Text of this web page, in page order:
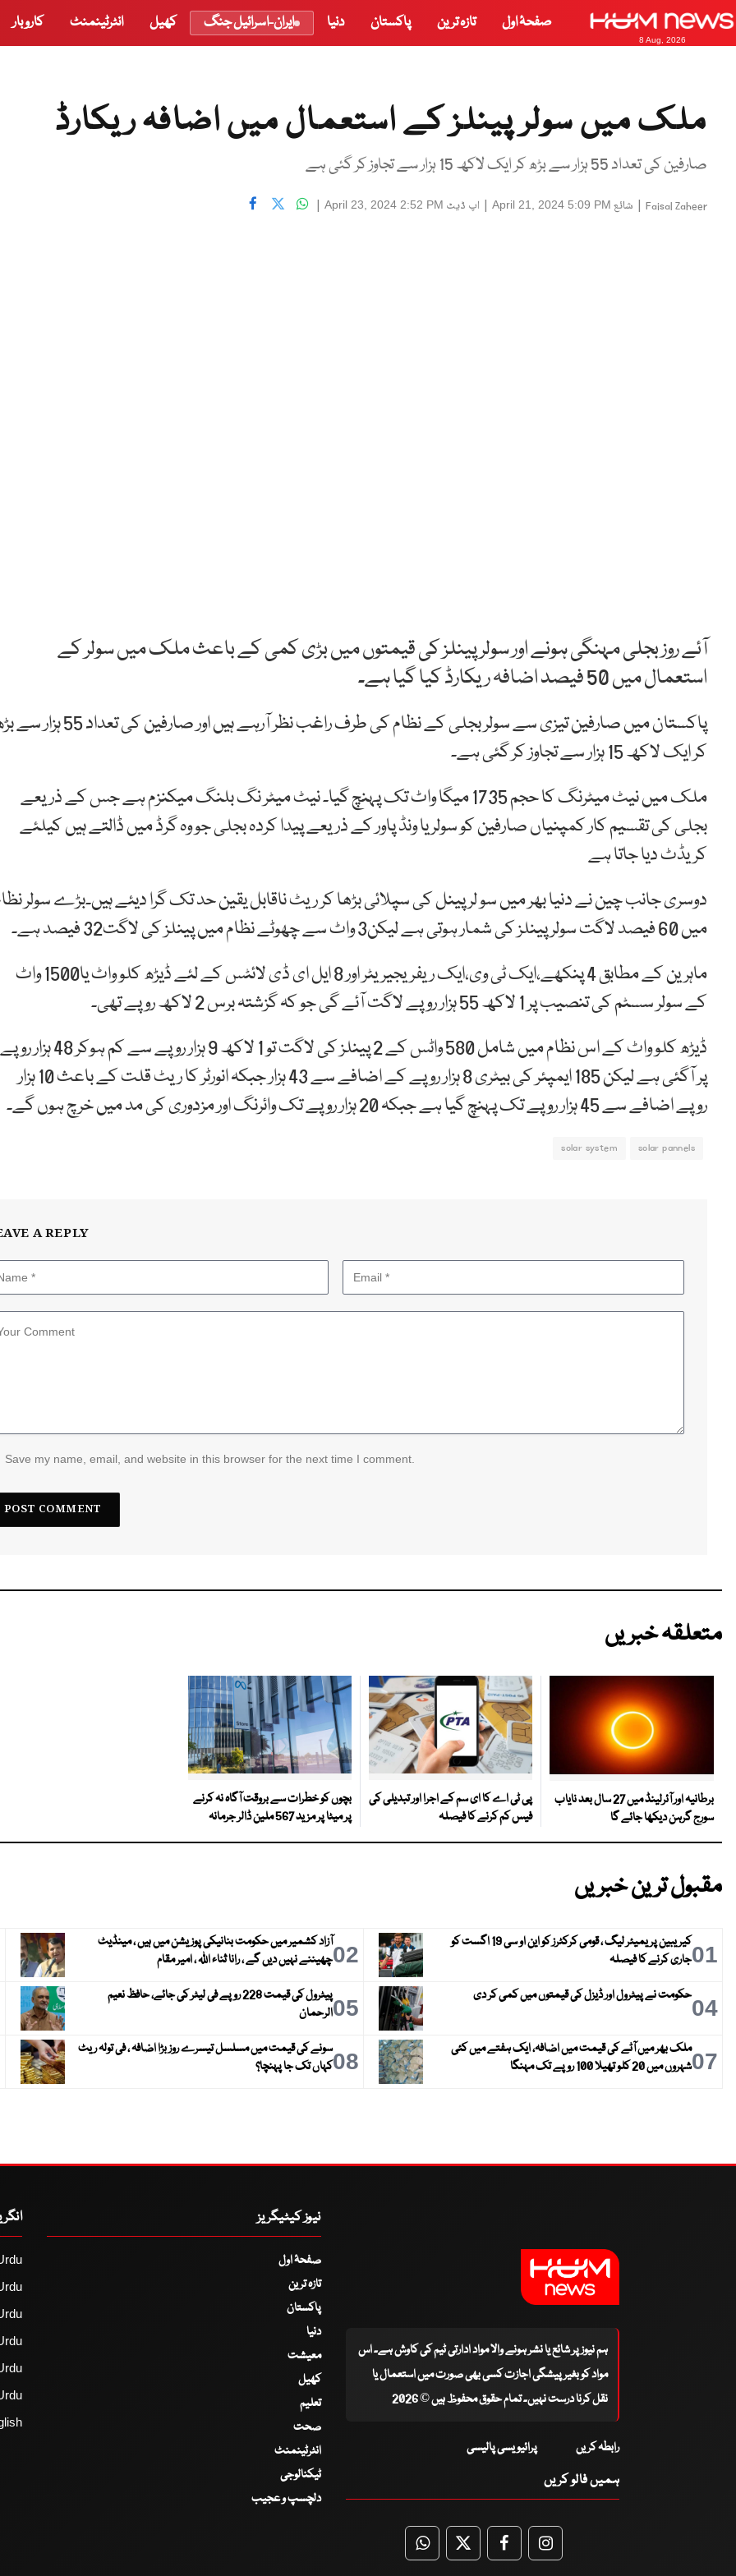
8 Aug, 2026
صفحۂ اول تازہ ترین پاکستان دنیا ایران-اسرائیل جنگ کھیل انٹرٹینمنٹ کاروبار
ملک میں سولر پینلز کے استعمال میں اضافہ ریکارڈ
صارفین کی تعداد 55 ہزار سے بڑھ کر ایک لاکھ 15 ہزار سے تجاوز کر گئی ہے
Faisal Zaheer
| شائع April 21, 2024 5:09 PM
| اپ ڈیٹ April 23, 2024 2:52 PM
|
آئے روز بجلی مہنگی ہونے اور سولر پینلز کی قیمتوں میں بڑی کمی کے باعث ملک میں سولر کے
استعمال میں 50 فیصد اضافہ ریکارڈ کیا گیا ہے۔
پاکستان میں صارفین تیزی سے سولر بجلی کے نظام کی طرف راغب نظر آرہے ہیں اور صارفین کی
کر ایک لاکھ 15 ہزار سے تجاوز کر گئی ہے۔
ملک میں نیٹ میٹرنگ کا حجم 1735 میگا واٹ تک پہنچ گیا۔ نیٹ میٹر نگ بلنگ میکنزم ہے جس کے ذریعے
بجلی کی تقسیم کار کمپنیاں صارفین کو سولر یا ونڈ پاور کے ذریعے پیدا کردہ بجلی جو وہ گرڈ میں ڈالتے ہیں کیلئے
کریڈٹ دیا جاتا ہے
دوسری جانب چین نے دنیا بھر میں سو لر پینل کی سپلائی بڑھا کر ریٹ ناقابل یقین حد تک گرا دیئے ہیں۔بڑے سولر
میں 60 فیصد لاگت سولر پینلز کی شمار ہوتی ہے لیکن3 واٹ سے چھوٹے نظام میں پینلز کی لاگت32 فیصد ہے۔
ماہرین کے مطابق 4 پنکھے،ایک ٹی وی،ایک ریفریجیریٹر اور 8 ایل ای ڈی لائٹس کے لئے ڈیڑھ کلو واٹ یا1500 واٹ
کے سولر سسٹم کی تنصیب پر 1 لاکھ 55 ہزار روپے لاگت آئے گی جو کہ گزشتہ برس 2 لاکھ روپے تھی۔
ڈیڑھ کلو واٹ کے اس نظام میں شامل 580 واٹس کے 2 پینلز کی لاگت تو 1 لاکھ 9 ہزار روپے سے کم ہوکر 48 ہزار روپے
پر آگئی ہے لیکن 185 ایمپئر کی بیٹری 8 ہزار روپے کے اضافے سے 43 ہزار جبکہ انورٹر کا ریٹ قلت کے باعث 10 ہزار
روپے اضافے سے 45 ہزار روپے تک پہنچ گیا ہے جبکہ 20 ہزار روپے تک وائرنگ اور مزدوری کی مد میں خرچ ہوں گے۔
solar pannels
solar system
A REPLY
Save my name, email, and website in this browser for the next time I comment.
متعلقہ خبریں
برطانیہ اور آئرلینڈ میں 27 سال بعد نایاب
سورج گرہن دیکھا جائے گا
پی ٹی اے کا ای سم کے اجرا اور تبدیلی کی
فیس کم کرنے کا فیصلہ
بچوں کو خطرات سے بروقت آگاہ نہ کرنے
پر میٹا پر مزید 567 ملین ڈالر جرمانہ
مقبول ترین خبریں
01
کیریبین پریمیئر لیگ ، قومی کرکٹرز کو این او سی 19 اگست کو
جاری کرنے کا فیصلہ
02آزاد کشمیر میں حکومت بنانیکی پوزیشن میں ہیں ، مینڈیٹ
چھیننے نہیں دیں گے ، رانا ثناء اللہ ، امیر مقام
04حکومت نے پیٹرول اور ڈیزل کی قیمتوں میں کمی کر دی 05
پیٹرول کی قیمت 228 روپے فی لیٹر کی جائے، حافظ نعیم
الرحمان
07ملک بھر میں آٹے کی قیمت میں اضافہ، ایک ہفتے میں کئی
شہروں میں 20 کلو تھیلا 100 روپے تک مہنگا
08سونے کی قیمت میں مسلسل تیسرے روز بڑا اضافہ ، فی تولہ ریٹ
کہاں تک جا پہنچا؟
ہم نیوز پر شائع یا نشر ہونے والا مواد ادارتی ٹیم کی کاوش ہے۔ اس
مواد کو بغیر پیشگی اجازت کسی بھی صورت میں استعمال یا
نقل کرنا درست نہیں۔ تمام حقوق محفوظ ہیں © 2026
رابطہ کریں پرائیویسی پالیسی
ہمیں فالو کریں
WhatsApp
TwitterFacebookFacebook
نیوز کیٹیگریز
صفحۂ اول
تازہ ترین
پاکستان
دنیا
معیشت
کھیل
تعلیم
صحت
انٹرٹینمنٹ
ٹیکنالوجی
دلچسپ و عجیب